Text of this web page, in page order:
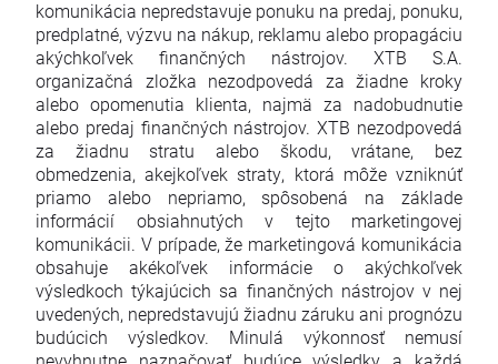
komunikácia nepredstavuje ponuku na predaj, ponuku,
predplatné, výzvu na nákup, reklamu alebo propagáciu
akýchkoľvek finančných nástrojov. XTB S.A.
organizačná zložka nezodpovedá za žiadne kroky
alebo opomenutia klienta, najmä za nadobudnutie
alebo predaj finančných nástrojov. XTB nezodpovedá
za žiadnu stratu alebo škodu, vrátane, bez
obmedzenia, akejkoľvek straty, ktorá môže vzniknúť
priamo alebo nepriamo, spôsobená na základe
informácií obsiahnutých v tejto marketingovej
komunikácii. V prípade, že marketingová komunikácia
obsahuje akékoľvek informácie o akýchkoľvek
výsledkoch týkajúcich sa finančných nástrojov v nej
uvedených, nepredstavujú žiadnu záruku ani prognózu
budúcich výsledkov. Minulá výkonnosť nemusí